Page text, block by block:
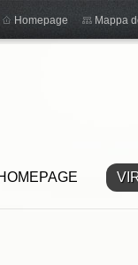
Homepage Mappa